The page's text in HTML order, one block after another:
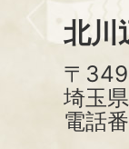
北川
〒
埼玉
電話